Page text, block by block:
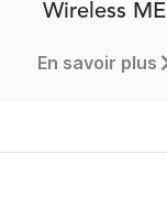
Wireless ME
En savoir plus